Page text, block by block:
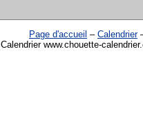
Page d'accueil – Calendrier
Calendrier www.chouette-